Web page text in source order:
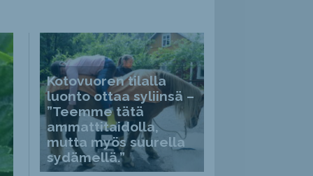
Kotovuoren tilalla
luonto ottaa syliinsä –
”Teemme tätä
ammattitaidolla,
mutta myös suurella
sydämellä.”